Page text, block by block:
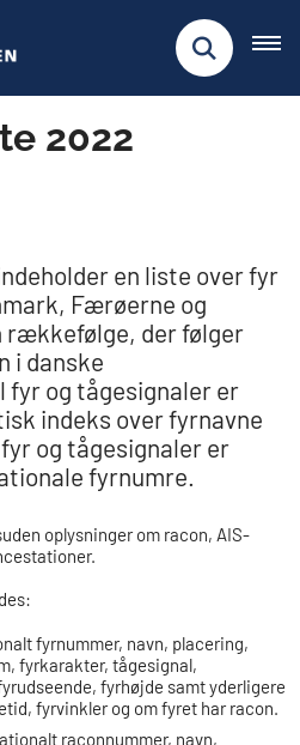
2022
en liste over fyr
Færøerne og
rækkefølge, der følger
i danske
fyr og tågesignaler er
indeks over fyrnavne
og tågesignaler er
fyrnumre.
oplysninger om racon, AIS-
fyrnummer, navn, placering,
fyrkarakter, tågesignal,
fyrhøjde samt yderligere
fyrvinkler og om fyret har racon.
raconnummer, navn,